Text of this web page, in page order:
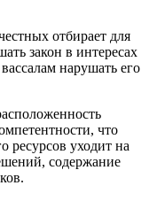
отбирает для
закон в интересах
нарушать его
что
ресурсов уходит на
содержание